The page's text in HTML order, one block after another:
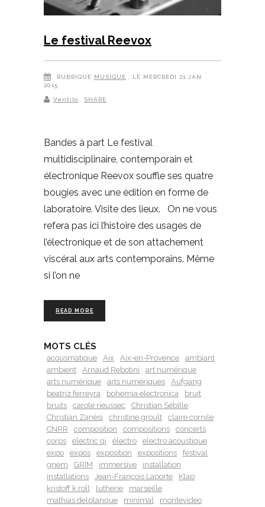
Le festival Reevox
RUBRIQUE MUSIQUE
, LE MERCREDI 21 JAN
2015
Ventilo SHARE
Bandes à part Le festival
multidisciplinaire, contemporain et
électronique Reevox souffle ses quatre
bougies avec une édition en forme de
laboratoire. Visite des lieux. On ne vous
refera pas ici l’histoire des usages de
l’électronique et de son attachement
viscéral aux arts contemporains. Même
si l’on ne
READ MORE
MOTS CLÉS
acousmatique Aix Aix-en-Provence
ambiant
ambient
Arnaud Rebotini
art numérique
arts numérique
arts numériques
Aufgang
beatriz ferreyra
bohemia electronica
bruit
bruits
carole rieussec
Christian Sébille
Christian Zanèsi
christine groult
claire cornile
CNRR
composition compositions
concerts
corps
electric qi électro
electro acoustique
expo
expos exposition expositions
festival
gnem
GRIM immersive
installation
installations
Jean-François Laporte
Klap
kristoff k.roll
lutherie
marseille
mathias delplanque
minimal
montevideo